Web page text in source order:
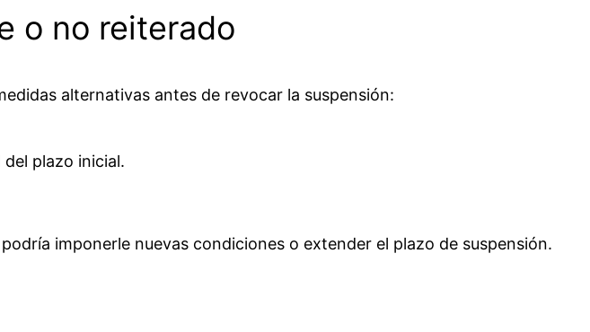
o no reiterado
alternativas antes de revocar la suspensión:
plazo inicial.
imponerle nuevas condiciones o extender el plazo de suspensión.